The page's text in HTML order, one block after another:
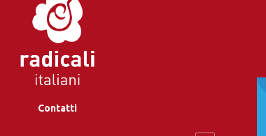
Contatti